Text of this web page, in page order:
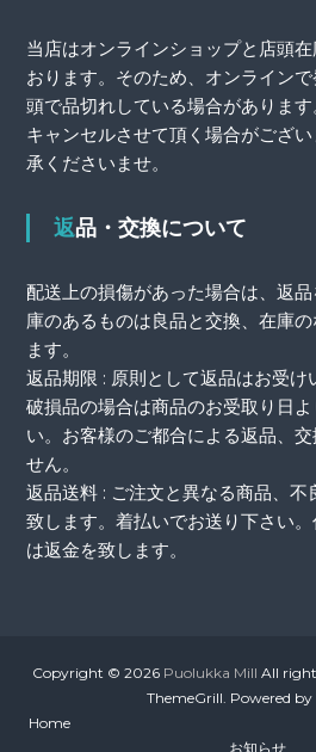
当店はオンラインショップと店頭
おります。そのため、オンライン
頭で品切れしている場合がありま
キャンセルさせて頂く場合がござ
承くださいませ。
返品・交換について
配送上の損傷があった場合は、返
庫のあるものは良品と交換、在庫
ます。
返品期限 : 原則として返品はお受け
破損品の場合は商品のお受取り日
い。お客様のご都合による返品、
せん。
返品送料 : ご注文と異なる商品、不
致します。着払いでお送り下さい
は返金を致します。
Copyright © 2026 Puolukka Mill All
ThemeGrill. Powered by
Home
お知らせ